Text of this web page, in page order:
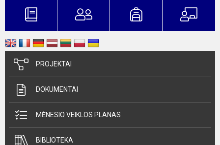
PROJEKTAI
DOKUMENTAI
MĖNESIO VEIKLOS PLANAS
BIBLIOTEKA